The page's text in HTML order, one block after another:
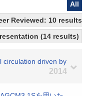
All
Reviewed: 10 results)
(14 results)
circulation driven by
2014